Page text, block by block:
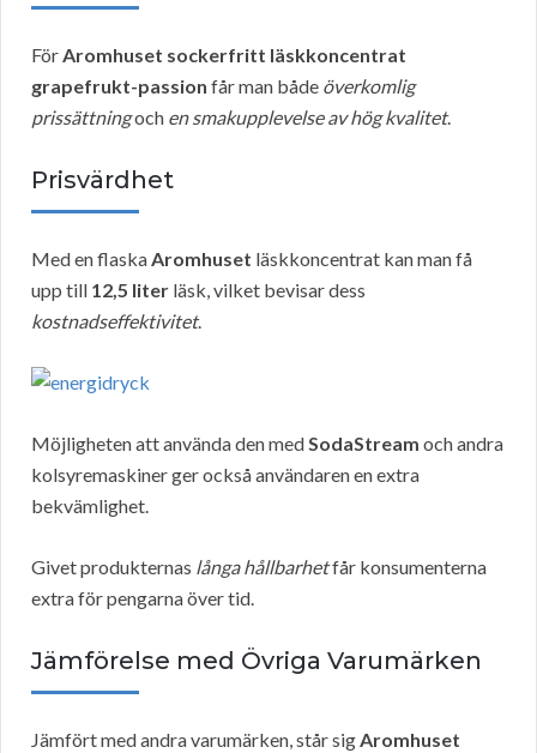
FörAromhuset sockerfritt läskkoncentrat
grapefrukt-passion får man både överkomlig
prissättningoch en smakupplevelse av hög kvalitet.
Prisvärdhet
Med en flaskaAromhuset läskkoncentrat kan man få
upp till 12,5 liter läsk, vilket bevisar dess
kostnadseffektivitet.
Möjligheten att använda den medSodaStream och andra
kolsyremaskiner ger också användaren en extra
bekvämlighet.
Givet produkternas långa hållbarhetfår konsumenterna
extra för pengarna över tid.
Jämförelse med Övriga Varumärken
Jämfört med andra varumärken, står sigAromhuset